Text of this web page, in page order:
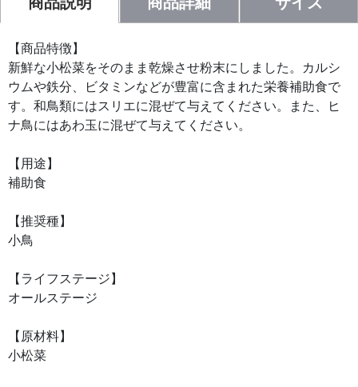
商品説明 商品詳細 サイズ
【商品特徴】
新鮮な小松菜をそのまま乾燥させ粉末にしました。カルシ
ウムや鉄分、ビタミンなどが豊富に含まれた栄養補助食で
す。和鳥類にはスリエに混ぜて与えてください。また、ヒ
ナ鳥にはあわ玉に混ぜて与えてください。
【用途】
補助食
【推奨種】
小鳥
【ライフステージ】
オールステージ
【原材料】
小松菜